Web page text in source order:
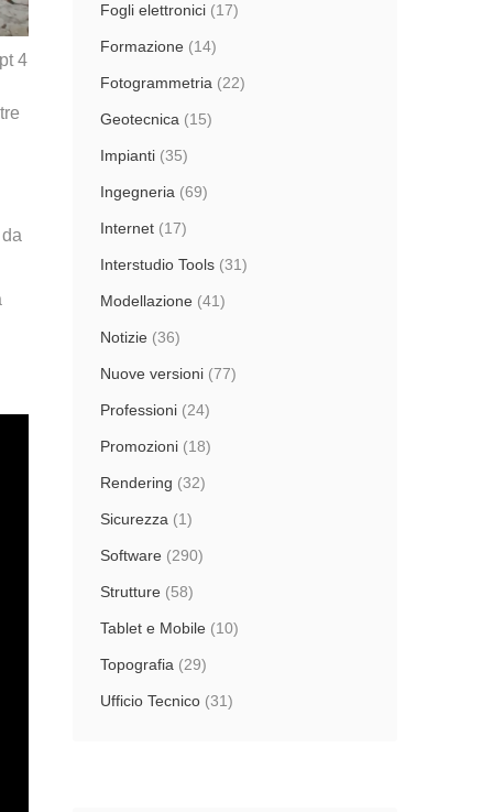
4
Fogli elettronici (17)
Formazione (14)
Fotogrammetria (22)
Geotecnica (15)
Impianti (35)
Ingegneria (69)
Internet (17)
Interstudio Tools (31)
Modellazione (41)
Notizie (36)
Nuove versioni (77)
Professioni (24)
Promozioni (18)
Rendering (32)
Sicurezza (1)
Software (290)
Strutture (58)
Tablet e Mobile (10)
Topografia (29)
Ufficio Tecnico (31)